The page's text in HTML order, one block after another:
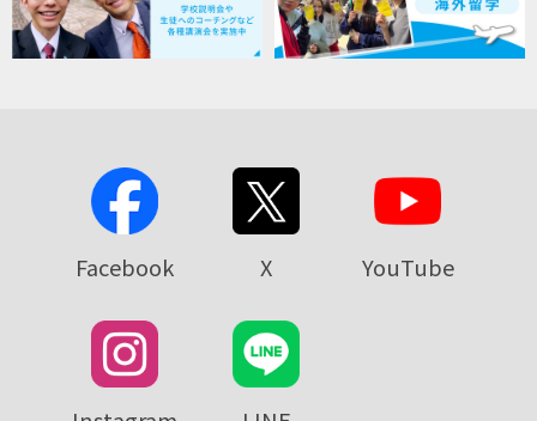
Facebook X YouTube